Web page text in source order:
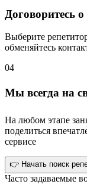
Договоритесь
Выберите
обменяйтесь
04
Мы всегда на
На любом этапе
поделиться
сервисе
👉 Начать поиск
Часто задаваемые